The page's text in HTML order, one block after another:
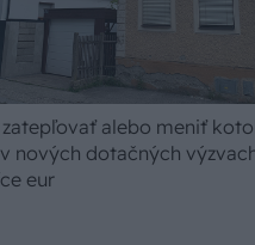
alebo meniť
nových dotačných
eur